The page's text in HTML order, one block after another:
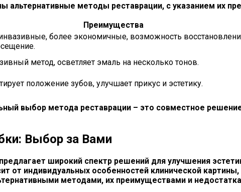
альтернативные методы реставрации, с указанием их
Преимущества
более экономичные, возможность
метод, осветляет эмаль на несколько тонов.
положение зубов, улучшает прикус и эстетику.
выбор метода реставрации – это совместное
Выбор за Вами
широкий спектр решений для улучшения
от индивидуальных особенностей клинической
методами, их преимуществами и